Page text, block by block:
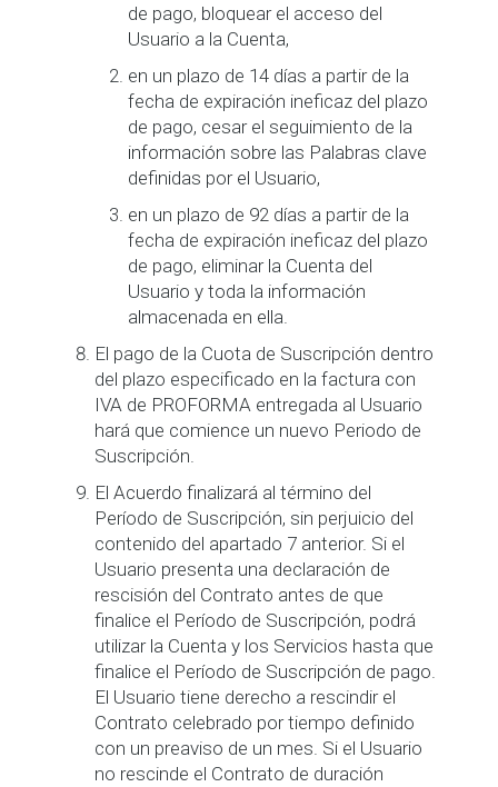
de pago, bloquear el acceso del
Usuario a la Cuenta,
en un plazo de 14 días a partir de la
fecha de expiración ineficaz del plazo
de pago, cesar el seguimiento de la
información sobre las Palabras clave
definidas por el Usuario,
en un plazo de 92 días a partir de la
fecha de expiración ineficaz del plazo
de pago, eliminar la Cuenta del
Usuario y toda la información
almacenada en ella.
El pago de la Cuota de Suscripción dentro
del plazo especificado en la factura con
IVA de PROFORMA entregada al Usuario
hará que comience un nuevo Periodo de
Suscripción.
El Acuerdo finalizará al término del
Período de Suscripción, sin perjuicio del
contenido del apartado 7 anterior. Si el
Usuario presenta una declaración de
rescisión del Contrato antes de que
finalice el Período de Suscripción, podrá
utilizar la Cuenta y los Servicios hasta que
finalice el Período de Suscripción de pago.
El Usuario tiene derecho a rescindir el
Contrato celebrado por tiempo definido
con un preaviso de un mes. Si el Usuario
no rescinde el Contrato de duración